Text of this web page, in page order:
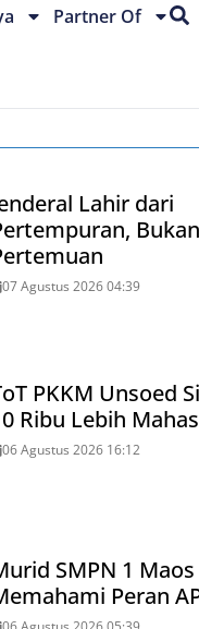
Partner Of
Lahir dari
07 Agustus 2026 04:39
PKKM Unsoed
Ribu Lebih
06 Agustus 2026 16:12
SMPN 1
Peran